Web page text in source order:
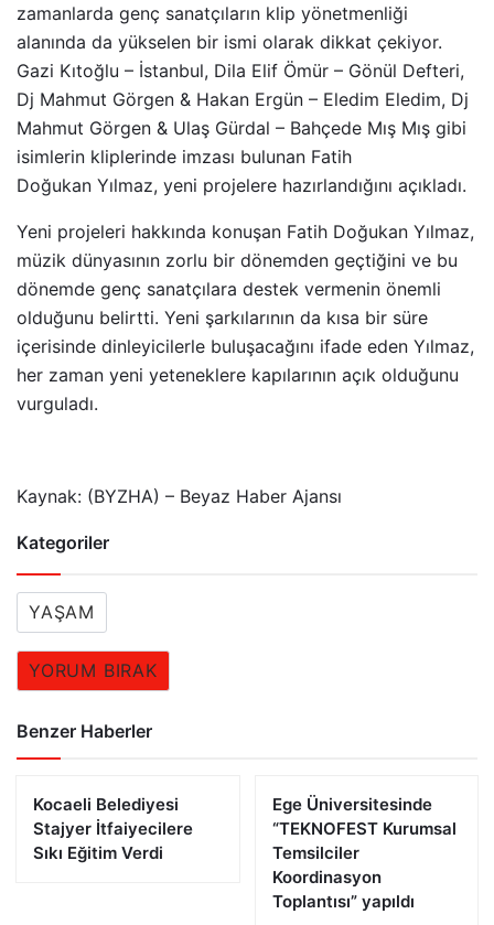
zamanlarda genç sanatçıların klip yönetmenliği
alanında da yükselen bir ismi olarak dikkat çekiyor.
Gazi Kıtoğlu – İstanbul, Dila Elif Ömür – Gönül Defteri,
Dj Mahmut Görgen & Hakan Ergün – Eledim Eledim, Dj
Mahmut Görgen & Ulaş Gürdal – Bahçede Mış Mış gibi
isimlerin kliplerinde imzası bulunan Fatih
Doğukan Yılmaz, yeni projelere hazırlandığını açıkladı.
Yeni projeleri hakkında konuşan Fatih Doğukan Yılmaz,
müzik dünyasının zorlu bir dönemden geçtiğini ve bu
dönemde genç sanatçılara destek vermenin önemli
olduğunu belirtti. Yeni şarkılarının da kısa bir süre
içerisinde dinleyicilerle buluşacağını ifade eden Yılmaz,
her zaman yeni yeteneklere kapılarının açık olduğunu
vurguladı.
Kaynak: (BYZHA) – Beyaz Haber Ajansı
Kategoriler
YAŞAM
YORUM BIRAK
Benzer Haberler
Kocaeli Belediyesi
Stajyer İtfaiyecilere
Sıkı Eğitim Verdi
Ege Üniversitesinde
“TEKNOFEST Kurumsal
Temsilciler
Koordinasyon
Toplantısı” yapıldı